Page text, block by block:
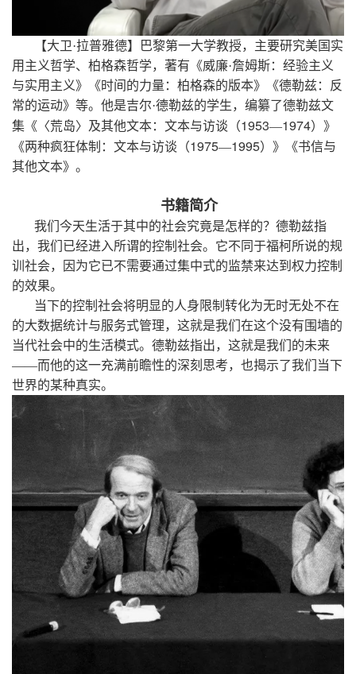
【大卫·拉普雅德】巴黎第一大学教授，主要研究美国实
用主义哲学、柏格森哲学，著有《威廉·詹姆斯：经验主义
与实用主义》《时间的力量：柏格森的版本》《德勒兹：反
常的运动》等。他是吉尔·德勒兹的学生，编纂了德勒兹文
集《〈荒岛〉及其他文本：文本与访谈（1953—1974）》
《两种疯狂体制：文本与访谈（1975—1995）》《书信与
其他文本》。
书籍简介
我们今天生活于其中的社会究竟是怎样的？德勒兹指
出，我们已经进入所谓的控制社会。它不同于福柯所说的规
训社会，因为它已不需要通过集中式的监禁来达到权力控制
的效果。
当下的控制社会将明显的人身限制转化为无时无处不在
的大数据统计与服务式管理，这就是我们在这个没有围墙的
当代社会中的生活模式。德勒兹指出，这就是我们的未来
——而他的这一充满前瞻性的深刻思考，也揭示了我们当下
世界的某种真实。